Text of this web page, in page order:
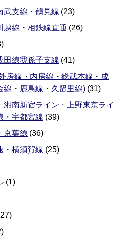
武支線・鶴見線 (23)
越線・相鉄線直通 (26)
田線我孫子支線 (41)
房線・内房線・総武本線・成
線・鹿島線・久留里線) (31)
湘南新宿ライン・上野東京ライ
・宇都宮線 (39)
京葉線 (36)
・横須賀線 (25)
(1)